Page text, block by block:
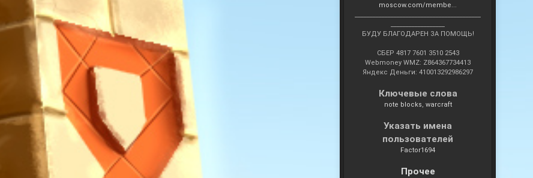
moscow.com/membe...
БУДУ БЛАГОДАРЕН ЗА ПОМОЩЬ!
СБЕР 4817 7601 3510 2543
Webmoney WMZ: Z864367734413
Яндекс Деньги: 410013292986297
Ключевые слова
note blocks warcraft
Указать имена
пользователей
Factor1694
Прочее